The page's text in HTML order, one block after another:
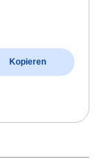
Kopieren